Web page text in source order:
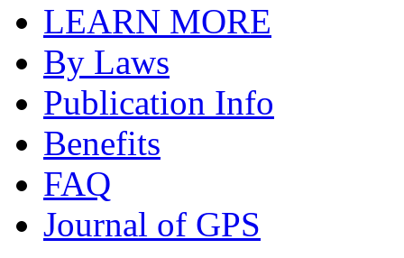
LEARN MORE
By Laws
Publication Info
Benefits
FAQ
Journal of GPS